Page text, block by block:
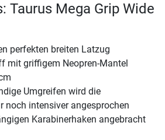
Taurus Mega Grip Wide
perfekten breiten Latzug
mit griffigem Neopren-Mantel
Umgreifen wird die
noch intensiver angesprochen
Karabinerhaken angebracht